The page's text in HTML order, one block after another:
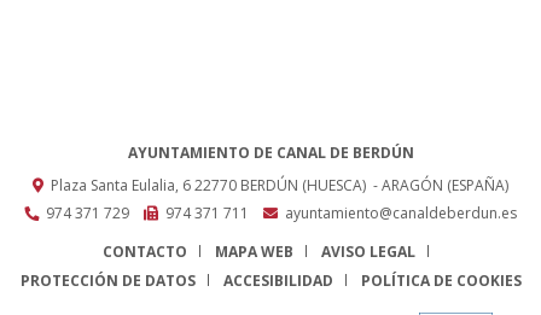
AYUNTAMIENTO DE CANAL DE BERDÚN
Plaza Santa Eulalia, 622770 BERDÚN (HUESCA) - ARAGÓN (ESPAÑA)
974 371 729
974 371 711
ayuntamiento@canaldeberdun.es
CONTACTO
MAPA WEB
AVISO LEGAL
PROTECCIÓN DE DATOS
ACCESIBILIDAD POLÍTICA DE COOKIES